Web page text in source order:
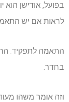
בפועל, אודישן הוא
לראות אם יש
התאמה לתפקיד.
בחדר.
וזה אומר משהו